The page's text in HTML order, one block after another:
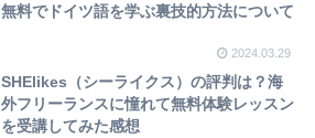
無料でドイツ語を学ぶ裏技的方法について
2024.03.29
SHElikes（シーライクス）の評判は？海
外フリーランスに憧れて無料体験レッスン
を受講してみた感想